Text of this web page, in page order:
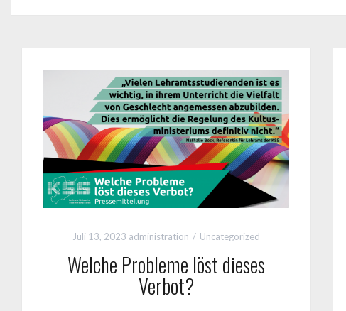
Juli 13, 2023 administration Uncategorized
Welche Probleme löst dieses
Verbot?